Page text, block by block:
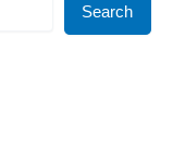
Search